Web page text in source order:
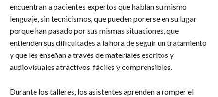
encuentran a pacientes expertos que hablan su mismo
lenguaje, sin tecnicismos, que pueden ponerse en su lugar
porque han pasado por sus mismas situaciones, que
entienden sus dificultades a la hora de seguir un tratamiento
y que les enseñan a través de materiales escritos y
audiovisuales atractivos, fáciles y comprensibles.
Durante los talleres, los asistentes aprenden a romper el